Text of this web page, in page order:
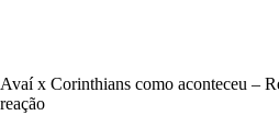
Avaí x Corinthians como aconteceu –
reação